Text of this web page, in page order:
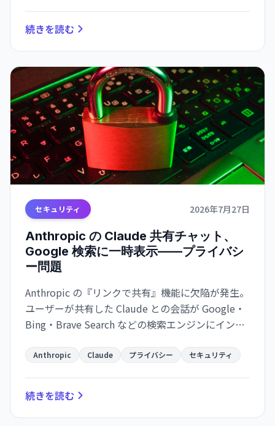
続きを読む
セキュリティ 2026年7月27日
Anthropic の Claude 共有チャット、
Google 検索に一時表示——プライバシ
ー問題
Anthropic の『リンクで共有』機能に欠陥が発生。
ユーザーが共有した Claude との会話が Google・
Bing・Brave Search などの検索エンジンにインデ
暗号キーや法的相談など機密情報が含まれた会話
Anthropic Claude プライバシー セキュリティ
続きを読む